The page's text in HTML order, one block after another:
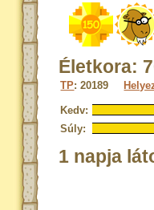
Életkora:
TP: 20189
Kedv:
Súly:
1 napja